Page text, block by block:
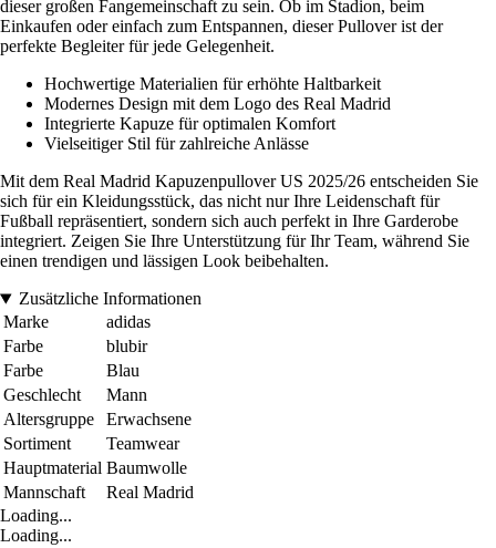
dieser großen Fangemeinschaft zu sein. Ob im Stadion, beim
Einkaufen oder einfach zum Entspannen, dieser Pullover ist der
perfekte Begleiter für jede Gelegenheit.
Hochwertige Materialien für erhöhte Haltbarkeit
Modernes Design mit dem Logo des Real Madrid
Integrierte Kapuze für optimalen Komfort
Vielseitiger Stil für zahlreiche Anlässe
Mit dem Real Madrid Kapuzenpullover US 2025/26 entscheiden Sie
sich für ein Kleidungsstück, das nicht nur Ihre Leidenschaft für
Fußball repräsentiert, sondern sich auch perfekt in Ihre Garderobe
integriert. Zeigen Sie Ihre Unterstützung für Ihr Team, während Sie
einen trendigen und lässigen Look beibehalten.
Zusätzliche Informationen
Marke
adidas
Farbe
blubir
Farbe
Blau
Geschlecht
Mann
Altersgruppe
Erwachsene
Sortiment
Teamwear
Hauptmaterial Baumwolle
Mannschaft
Real Madrid
Loading...
Loading...